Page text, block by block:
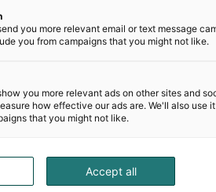
you more relevant email or text message
you from campaigns that you might not like.
you more relevant ads on other sites and
how effective our ads are. We'll also use
that you might not like.
Accept all